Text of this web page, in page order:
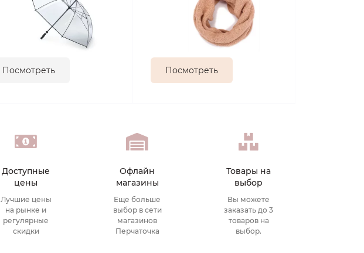
Посмотреть Посмотреть
Доступные
цены
Лучшие цены
на рынке и
регулярные
скидки
Офлайн
магазины
Еще больше
выбор в сети
магазинов
Перчаточка
Товары на
выбор
Вы можете
заказать до 3
товаров на
выбор.